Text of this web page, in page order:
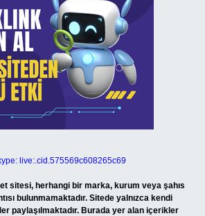
live:.cid.575569c608265c69
sitesi, herhangi bir marka, kurum veya şahıs
bulunmamaktadır. Sitede yalnızca kendi
paylaşılmaktadır. Burada yer alan içerikler